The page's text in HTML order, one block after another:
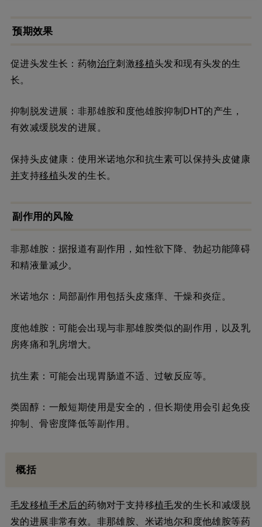
预期效果
促进头发生长：药物治疗刺激移植头发和现有头发的生
长。
抑制脱发进展：非那雄胺和度他雄胺抑制DHT的产生，
有效减缓脱发的进展。
保持头皮健康：使用米诺地尔和抗生素可以保持头皮健康
并支持移植头发的生长。
副作用的风险
非那雄胺：据报道有副作用，如性欲下降、勃起功能障碍
和精液量减少。
米诺地尔：局部副作用包括头皮瘙痒、干燥和炎症。
度他雄胺：可能会出现与非那雄胺类似的副作用，以及乳
房疼痛和乳房增大。
抗生素：可能会出现胃肠道不适、过敏反应等。
类固醇：一般短期使用是安全的，但长期使用会引起免疫
抑制、骨密度降低等副作用。
概括
毛发移植手术后的药物对于支持移植毛发的生长和减缓脱
发的进展非常有效。非那雄胺、米诺地尔和度他雄胺等药